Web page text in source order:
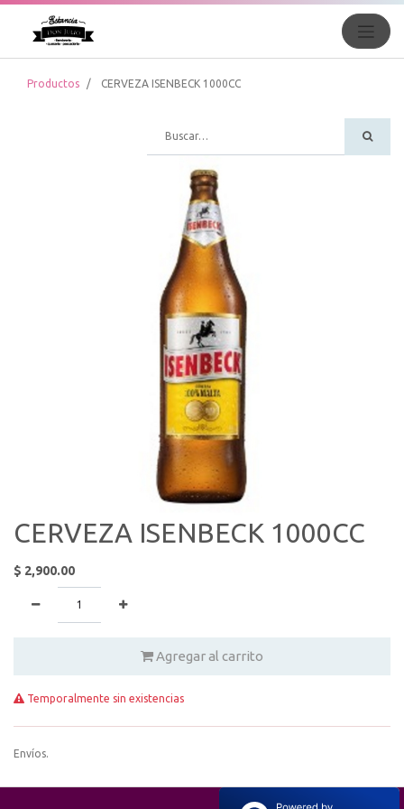
Productos CERVEZA ISENBECK 1000CC
CERVEZA ISENBECK 1000CC
$ 2,900.00
Agregar al carrito
Temporalmente sin existencias
Envíos.